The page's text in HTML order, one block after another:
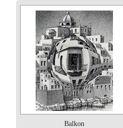
Balkon